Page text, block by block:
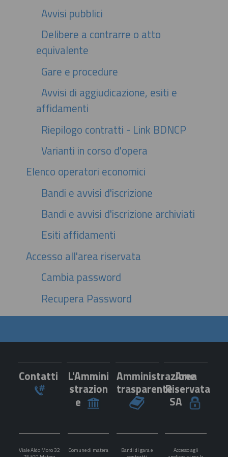
Avvisi pubblici
Delibere a contrarre o atto
equivalente
Gare e procedure
Avvisi di aggiudicazione, esiti e
affidamenti
Riepilogo contratti - Link BDNCP
Varianti in corso d'opera
Elenco operatori economici
Bandi e avvisi d'iscrizione
Bandi e avvisi d'iscrizione archiviati
Esiti affidamenti
Accesso all'area riservata
Cambia password
Recupera Password
Contatti L'Ammini
strazion
e
Amministrazione
trasparente
Area
Riservata
SA
Viale Aldo Moro 32
Comune di matera
Bandi di gara e
Accesso agli